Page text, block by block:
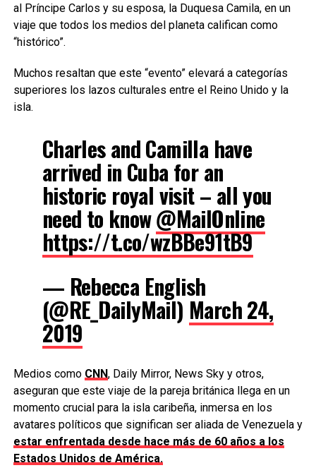
al Príncipe Carlos y su esposa, la Duquesa Camila, en un
viaje que todos los medios del planeta califican como
“histórico”.
Muchos resaltan que este “evento” elevará a categorías
superiores los lazos culturales entre el Reino Unido y la
isla.
Charles and Camilla have
arrived in Cuba for an
historic royal visit – all you
need to know ⁦@MailOnline
https://t.co/wzBBe91tB9
— Rebecca English
(@RE_DailyMail) March 24,
2019
Medios como CNN, Daily Mirror, News Sky y otros,
aseguran que este viaje de la pareja británica llega en un
momento crucial para la isla caribeña, inmersa en los
avatares políticos que significan ser aliada de Venezuela y
estar enfrentada desde hace más de 60 años a los
Estados Unidos de América.